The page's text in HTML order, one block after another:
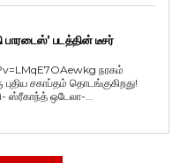
பாரடைஸ்’ படத்தின் டீசர்
நரகம்
புதிய சகாப்தம் தொடங்குகிறது!
ஒடேலா-...